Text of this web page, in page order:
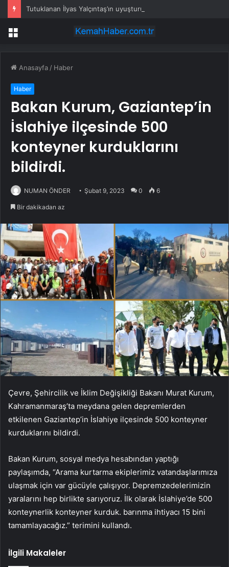
Tutuklanan İlyas Yalçıntaş’ın uyuşturucu testi pozitif çıktı
Menü
Anasayfa / Haber
Haber
Bakan Kurum, Gaziantep’in
İslahiye ilçesinde 500
konteyner kurduklarını
bildirdi.
NUMAN ÖNDER Şubat 9, 2023 0 6
Bir dakikadan az
Çevre, Şehircilik ve İklim Değişikliği Bakanı Murat Kurum,
Kahramanmaraş’ta meydana gelen depremlerden
etkilenen Gaziantep’in İslahiye ilçesinde 500 konteyner
kurduklarını bildirdi.
Bakan Kurum, sosyal medya hesabından yaptığı
paylaşımda, “Arama kurtarma ekiplerimiz vatandaşlarımıza
ulaşmak için var gücüyle çalışıyor. Depremzedelerimizin
yaralarını hep birlikte sarıyoruz. İlk olarak İslahiye’de 500
konteynerlik konteyner kurduk. barınma ihtiyacı 15 bini
tamamlayacağız.” terimini kullandı.
İlgili Makaleler